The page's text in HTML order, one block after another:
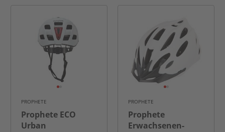
PROPHETE
Prophete ECO
Urban
PROPHETE
Prophete
Erwachsenen-